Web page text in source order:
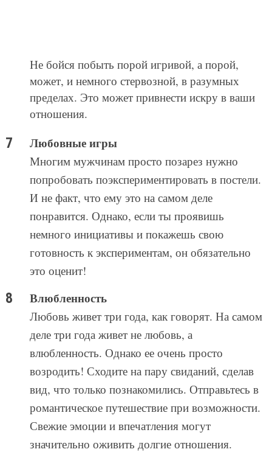
Не бойся побыть порой игривой, а порой,
может, и немного стервозной, в разумных
пределах. Это может привнести искру в ваши
отношения.
Любовные игры
Многим мужчинам просто позарез нужно
попробовать поэкспериментировать в постели.
И не факт, что ему это на самом деле
понравится. Однако, если ты проявишь
немного инициативы и покажешь свою
готовность к экспериментам, он обязательно
это оценит!
Влюбленность
Любовь живет три года, как говорят. На самом
деле три года живет не любовь, а
влюбленность. Однако ее очень просто
возродить! Сходите на пару свиданий, сделав
вид, что только познакомились. Отправьтесь в
романтическое путешествие при возможности.
Свежие эмоции и впечатления могут
значительно оживить долгие отношения.